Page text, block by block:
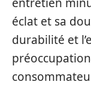
éclat et sa
durabilité et